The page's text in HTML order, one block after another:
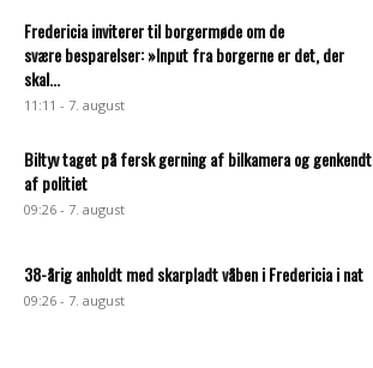
Fredericia inviterer til borgermøde om de
svære besparelser: »Input fra borgerne er det, der
skal...
11:11 - 7. august
Biltyv taget på fersk gerning af bilkamera og genkendt
af politiet
09:26 - 7. august
38-årig anholdt med skarpladt våben i Fredericia i nat
09:26 - 7. august